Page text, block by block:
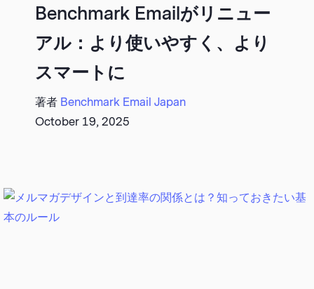
Benchmark Emailがリニュー
アル：より使いやすく、より
スマートに
著者 Benchmark Email Japan
October 19, 2025